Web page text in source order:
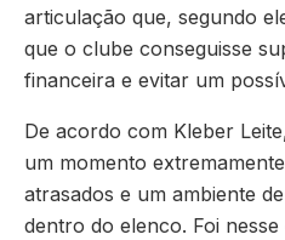
articulação que, segundo
que o clube conseguisse
financeira e evitar um
De acordo com Kleber
um momento
atrasados e um ambiente
dentro do elenco. Foi